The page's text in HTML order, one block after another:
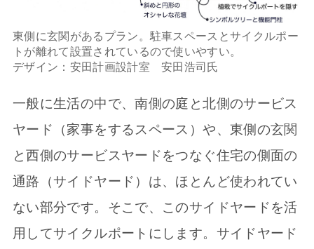
東側に玄関があるプラン。駐車スペースとサイクルポー
トが離れて設置されているので使いやすい。
デザイン：安田計画設計室 安田浩司氏
一般に生活の中で、南側の庭と北側のサービス
ヤード（家事をするスペース）や、東側の玄関
と西側のサービスヤードをつなぐ住宅の側面の
通路（サイドヤード）は、ほとんど使われてい
ない部分です。そこで、このサイドヤードを活
用してサイクルポートにします。サイドヤード